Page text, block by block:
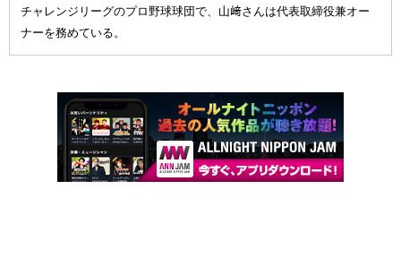
チャレンジリーグのプロ野球球団で、山﨑さんは代表取締役兼オー
ナーを務めている。